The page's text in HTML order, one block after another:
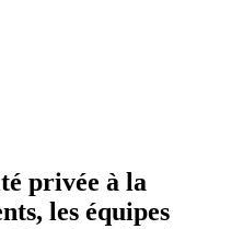
privée à la
les équipes